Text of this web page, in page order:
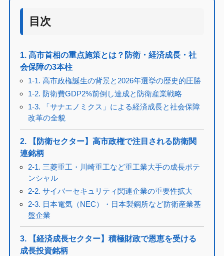
目次
1. 高市首相の重点施策とは？防衛・経済成長・社
会保障の3本柱
1-1. 高市政権誕生の背景と2026年選挙の歴史的圧勝
1-2. 防衛費GDP2%前倒し達成と防衛産業戦略
1-3. 「サナエノミクス」による経済成長と社会保障
改革の全貌
2. 【防衛セクター】高市政権で注目される防衛関
連銘柄
2-1. 三菱重工・川崎重工など重工業大手の成長ポテ
ンシャル
2-2. サイバーセキュリティ関連企業の重要性拡大
2-3. 日本電気（NEC）・日本製鋼所など防衛産業基
盤企業
3. 【経済成長セクター】積極財政で恩恵を受ける
成長投資銘柄